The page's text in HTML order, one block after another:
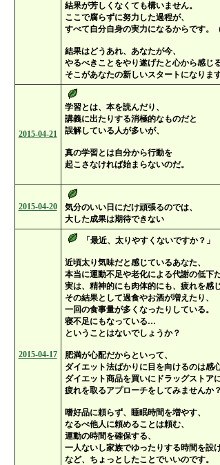
結果が芳しくなくても構いません。
ここで腐らずに努力した過程が、
すべて自分自身の実力になるからです。（
結果はどうあれ、あなたが今、
やるべきことをやり遂げたと心から感じ
そこがあなたの新しいスタートになります
2015-04-21
学習とは、本を読んだり、
講義に出たりする消極的なものだと
誤解している人が多いが、
真の学習とは自分から行動を
起こさなければ始まらないのだ。
2015-04-20
気分のいい日にだけ頑張るのでは、
大した成果は期待できない
2015-04-17
「最近、太りやすくないですか？」
近頃太り気味だと感じているあなた、
本当に運動不足や老化による代謝の低下
実は、精神的にも肉体的にも、疲れを感
その結果として過食やお酒が増えたり、
一回の食事量が多くなったりしている。
寝不足にもなっている…
ということはないでしょうか？
肥満が心配だからといって、
ダイエット法ばかりに目を向けるのは感
ダイエット商品を買いにドラッグストア
疲れを取るアプローチをしてみませんか？
嗜好品に頼らず、睡眠時間を増やす、
なるべ他人に頼めることは頼む、
運動の時間を確保する、
一人ないし家族でゆったりする時間を設け
など、ちょっとしたことでいいのです。